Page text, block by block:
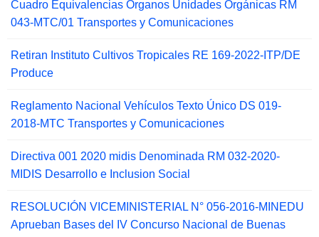
Cuadro Equivalencias Órganos Unidades Orgánicas RM
043-MTC/01 Transportes y Comunicaciones
Retiran Instituto Cultivos Tropicales RE 169-2022-ITP/DE
Produce
Reglamento Nacional Vehículos Texto Único DS 019-
2018-MTC Transportes y Comunicaciones
Directiva 001 2020 midis Denominada RM 032-2020-
MIDIS Desarrollo e Inclusion Social
RESOLUCIÓN VICEMINISTERIAL N° 056-2016-MINEDU
Aprueban Bases del IV Concurso Nacional de Buenas